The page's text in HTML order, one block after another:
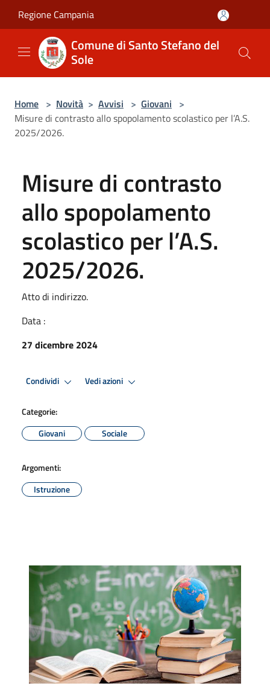
Regione Campania
Comune di Santo Stefano del
Sole
Home > Novità > Avvisi > Giovani >
Misure di contrasto allo spopolamento scolastico per l’A.S.
2025/2026.
Misure di contrasto
allo spopolamento
scolastico per l’A.S.
2025/2026.
Atto di indirizzo.
Data :
27 dicembre 2024
Condividi Vedi azioni
Categorie:
Giovani
Sociale
Argomenti:
Istruzione